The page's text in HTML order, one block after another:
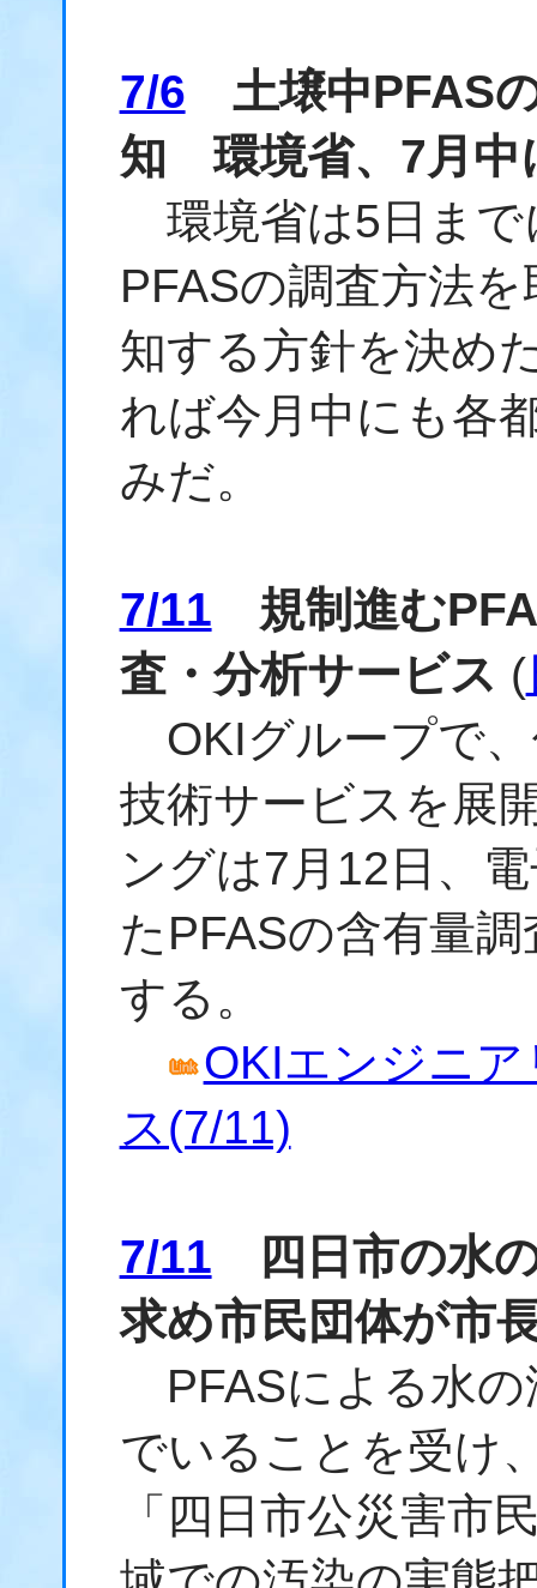
7/6 土壌中PFAS
知 環境省、7月
環境省は5日まで
PFASの調査方法
知する方針を決め
れば今月中にも各
みだ。
7/11 規制進む
査・分析サービス (
OKIグループで、
技術サービスを展
ングは7月12日、
たPFASの含有量
する。
OKIエンジニ
ス(7/11)
7/11 四日市の水
求め市民団体が市
PFASによる水の
でいることを受け
「四日市公災害市